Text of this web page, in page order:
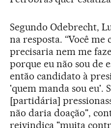
Segundo Odebrecht,
na resposta. “Você me
precisaria nem me
porque eu não sou de
então candidato à
'quem manda sou eu'.
[partidária]
não daria doação",
reivindica "muita